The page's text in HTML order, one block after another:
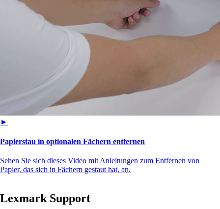
►
Papierstau in optionalen Fächern entfernen
Sehen Sie sich dieses Video mit Anleitungen zum Entfernen von
Papier, das sich in Fächern gestaut hat, an.
Lexmark Support